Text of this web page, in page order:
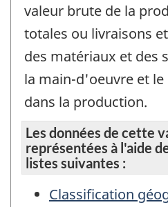
valeur brute de la
totales ou livraisons
des matériaux et des
la main-d'oeuvre et
dans la production.
Les données de cette
représentées à l'aide
listes suivantes :
Classification